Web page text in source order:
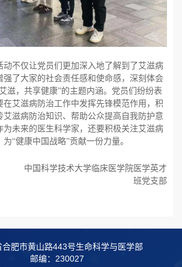
动不仅让党员们更加深入地了解到了艾滋病
强了大家的社会责任感和使命感，深刻体会
滋，共享健康”的主题内涵。党员们纷纷表
在艾滋病防治工作中发挥先锋模范作用，积
艾滋病防治知识、 帮助公众提高自我防护意
为未来的医生科学家，还要积极关注艾滋病
为“健康中国战略”贡献一份力量。
术大学临床医学院医学英才
班党支部
肥市黄山路443号生命科学与医学部
邮编：230027